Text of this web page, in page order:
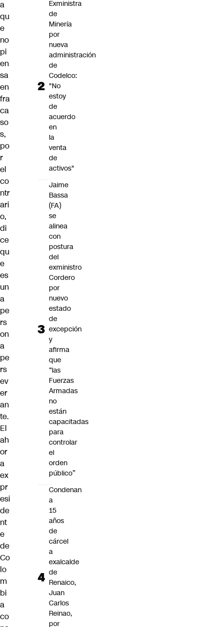
a
qu
e
no
pi
en
sa
en
fra
ca
so
s,
po
r
el
co
ntr
ari
o,
di
ce
qu
e
es
un
a
pe
rs
on
a
pe
rs
ev
er
an
te.
El
ah
or
a
ex
pr
esi
de
nt
e
de
Co
lo
m
bi
a
co
Exministra
de
Minería
por
nueva
administración
de
Codelco:
"No
estoy
de
acuerdo
en
la
venta
de
activos"
Jaime
Bassa
(FA)
se
alinea
con
postura
del
exministro
Cordero
por
nuevo
estado
de
excepción
y
afirma
que
“las
Fuerzas
Armadas
no
están
capacitadas
para
controlar
el
orden
público”
Condenan
a
15
años
de
cárcel
a
exalcalde
de
Renaico,
Juan
Carlos
Reinao,
por